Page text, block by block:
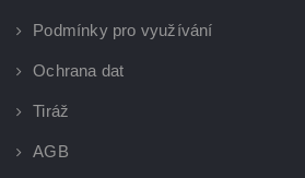
Podmínky pro využívání
Ochrana dat
Tiráž
AGB